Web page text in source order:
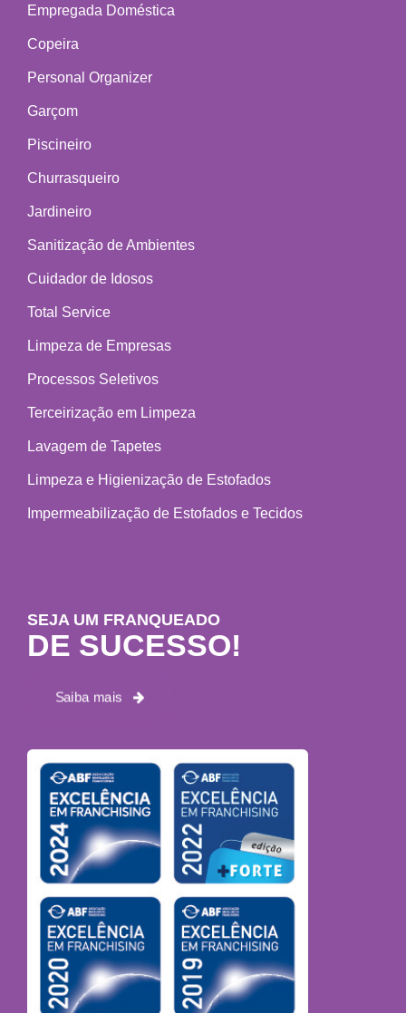
Empregada Doméstica
Copeira
Personal Organizer
Garçom
Piscineiro
Churrasqueiro
Jardineiro
Sanitização de Ambientes
Cuidador de Idosos
Total Service
Limpeza de Empresas
Processos Seletivos
Terceirização em Limpeza
Lavagem de Tapetes
Limpeza e Higienização de Estofados
Impermeabilização de Estofados e Tecidos
SEJA UM FRANQUEADO
DE SUCESSO!
Saiba mais